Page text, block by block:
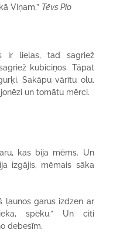
Viņam.” Tēvs Pio
ir lielas, tad sagriež
kubiciņos. Tāpat
Sakāpu vārītu olu.
un tomātu mērci.
kas bija mēms. Un
izgājis, mēmais sāka
ļaunos garus izdzen ar
spēku.” Un citi
debesīm.